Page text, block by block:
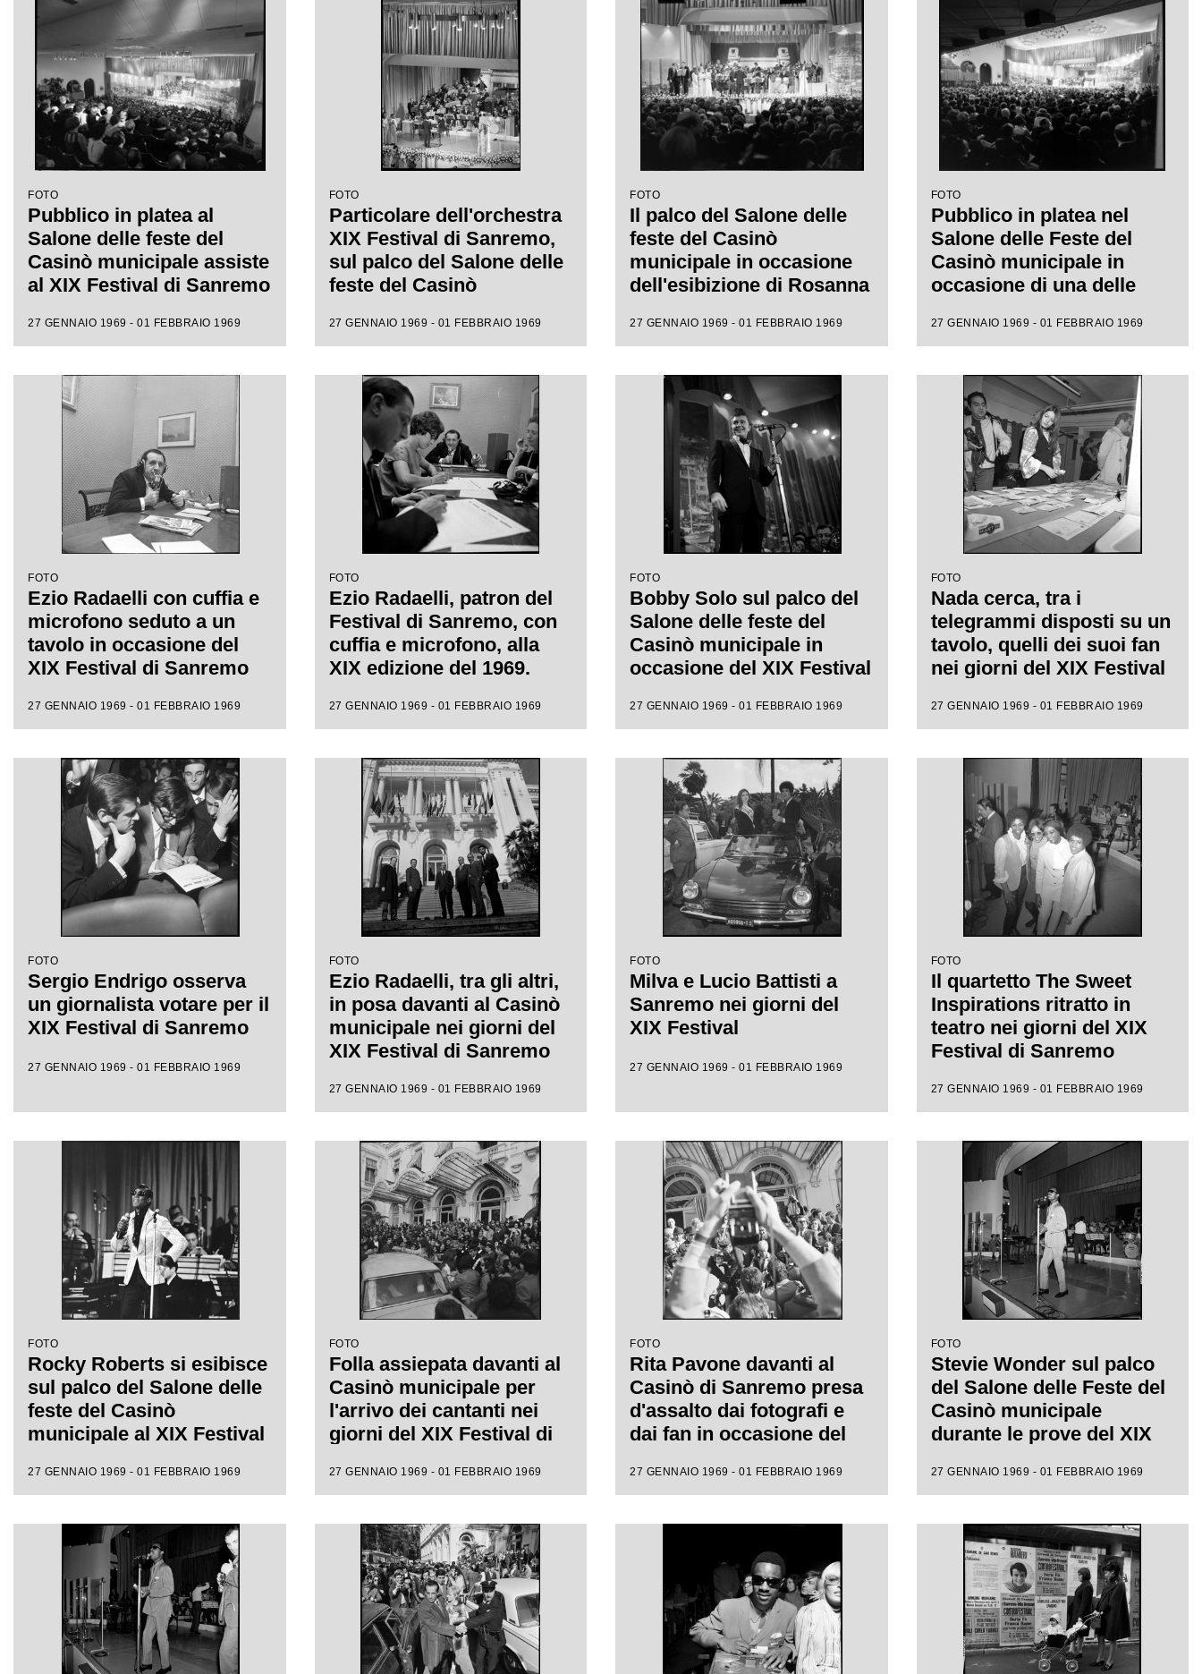
FOTO
Pubblico in platea al
Salone delle feste del
Casinò municipale assiste
al XIX Festival di Sanremo
27 GENNAIO 1969 - 01 FEBBRAIO 1969
FOTO
Particolare dell'orchestra
XIX Festival di Sanremo,
sul palco del Salone delle
feste del Casinò
accompagna l'esibizione
27 GENNAIO 1969 - 01 FEBBRAIO 1969
FOTO
Il palco del Salone delle
feste del Casinò
municipale in occasione
dell'esibizione di Rosanna
Sanremo
27 GENNAIO 1969 - 01 FEBBRAIO 1969
FOTO
Pubblico in platea nel
Salone delle Feste del
Casinò municipale in
occasione di una delle
Sanremo
27 GENNAIO 1969 - 01 FEBBRAIO 1969
FOTO
Ezio Radaelli con cuffia e
microfono seduto a un
tavolo in occasione del
XIX Festival di Sanremo
27 GENNAIO 1969 - 01 FEBBRAIO 1969
FOTO
Ezio Radaelli, patron del
Festival di Sanremo, con
cuffia e microfono, alla
XIX edizione del 1969.
27 GENNAIO 1969 - 01 FEBBRAIO 1969
FOTO
Bobby Solo sul palco del
Salone delle feste del
Casinò municipale in
occasione del XIX Festival
27 GENNAIO 1969 - 01 FEBBRAIO 1969
FOTO
Nada cerca, tra i
telegrammi disposti su un
tavolo, quelli dei suoi fan
nei giorni del XIX Festival
27 GENNAIO 1969 - 01 FEBBRAIO 1969
FOTO
Sergio Endrigo osserva
un giornalista votare per il
XIX Festival di Sanremo
27 GENNAIO 1969 - 01 FEBBRAIO 1969
FOTO
Ezio Radaelli, tra gli altri,
in posa davanti al Casinò
municipale nei giorni del
XIX Festival di Sanremo
27 GENNAIO 1969 - 01 FEBBRAIO 1969
FOTO
Milva e Lucio Battisti a
Sanremo nei giorni del
XIX Festival
27 GENNAIO 1969 - 01 FEBBRAIO 1969
FOTO
Il quartetto The Sweet
Inspirations ritratto in
teatro nei giorni del XIX
Festival di Sanremo
27 GENNAIO 1969 - 01 FEBBRAIO 1969
FOTO
Rocky Roberts si esibisce
sul palco del Salone delle
feste del Casinò
municipale al XIX Festival
27 GENNAIO 1969 - 01 FEBBRAIO 1969
FOTO
Folla assiepata davanti al
Casinò municipale per
l'arrivo dei cantanti nei
giorni del XIX Festival di
27 GENNAIO 1969 - 01 FEBBRAIO 1969
FOTO
Rita Pavone davanti al
Casinò di Sanremo presa
d'assalto dai fotografi e
dai fan in occasione del
italiana
27 GENNAIO 1969 - 01 FEBBRAIO 1969
FOTO
Stevie Wonder sul palco
del Salone delle Feste del
Casinò municipale
durante le prove del XIX
27 GENNAIO 1969 - 01 FEBBRAIO 1969